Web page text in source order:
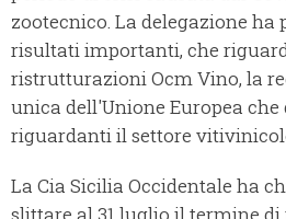
zootecnico. La delegazione ha
risultati importanti, che
ristrutturazioni Ocm Vino, la
unica dell'Unione Europea
riguardanti il settore
La Cia Sicilia Occidentale ha